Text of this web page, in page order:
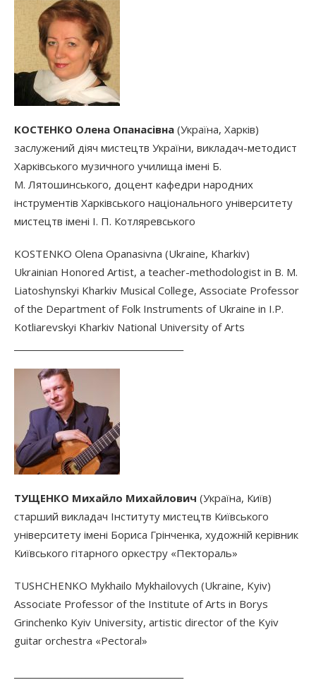
КОСТЕНКО Олена Опанасівна (Україна, Харків)
заслужений діяч мистецтв України, викладач-методист
Харківського музичного училища імені Б.
М. Лятошинського, доцент кафедри народних
інструментів Харківського національного університету
мистецтв імені І. П. Котляревського
KOSTENKO Olena Opanasivna (Ukraine, Kharkiv)
Ukrainian Honored Artist, a teacher-methodologist in B. M.
Liatoshynskyi Kharkiv Musical College, Associate Professor
of the Department of Folk Instruments of Ukraine in I.P.
Kotliarevskyi Kharkiv National University of Arts
ТУЩЕНКО Михайло Михайлович (Україна, Київ)
старший викладач Інституту мистецтв Київського
університету імені Бориса Грінченка, художній керівник
Київського гітарного оркестру «Пектораль»
TUSHCHENKO Mykhailo Mykhailovych (Ukraine, Kyiv)
Associate Professor of the Institute of Arts in Borys
Grinchenko Kyiv University, artistic director of the Kyiv
guitar orchestra «Pectoral»